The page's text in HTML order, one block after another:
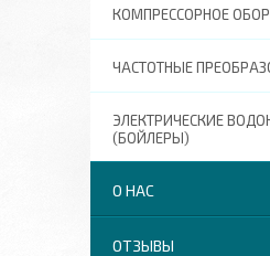
КОМПРЕССОРНОЕ
ЧАСТОТНЫЕ
ЭЛЕКТРИЧЕСКИЕ
(БОЙЛЕРЫ)
О НАС
ОТЗЫВЫ